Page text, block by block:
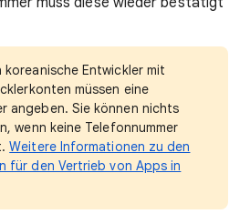
koreanische Entwickler mit
müssen eine
angeben. Sie können nichts
wenn keine Telefonnummer
Weitere Informationen zu den
für den Vertrieb von Apps in